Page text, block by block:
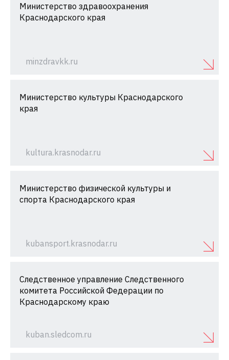
Министерство здравоохранения
Краснодарского края
minzdravkk.ru
Министерство культуры Краснодарского
края
kultura.krasnodar.ru
Министерство физической культуры и
спорта Краснодарского края
kubansport.krasnodar.ru
Следственное управление Следственного
комитета Российской Федерации по
Краснодарскому краю
kuban.sledcom.ru